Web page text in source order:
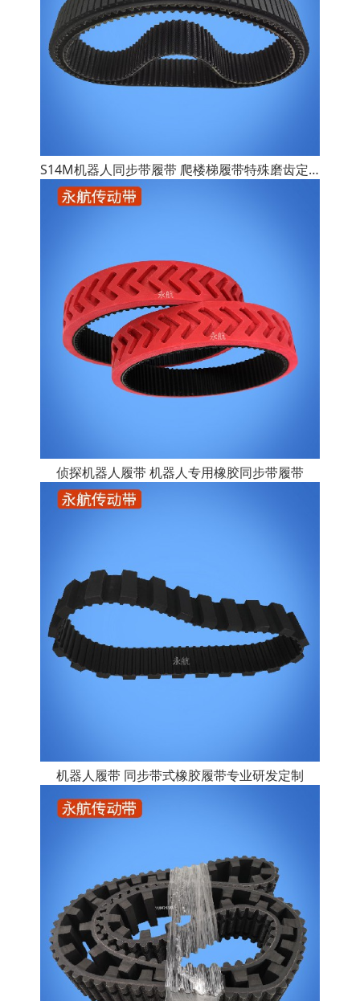
S14M机器人同步带履带 爬楼梯履带特殊磨齿定制
侦探机器人履带 机器人专用橡胶同步带履带
机器人履带 同步带式橡胶履带专业研发定制